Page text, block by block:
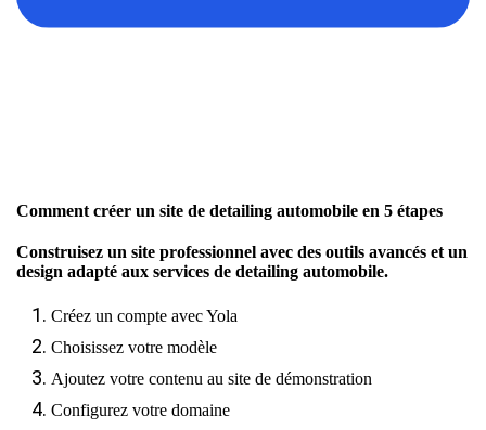
Comment créer un site de detailing automobile en 5 étapes
Construisez un site professionnel avec des outils avancés et un
design adapté aux services de detailing automobile.
Créez un compte avec Yola
Choisissez votre modèle
Ajoutez votre contenu au site de démonstration
Configurez votre domaine